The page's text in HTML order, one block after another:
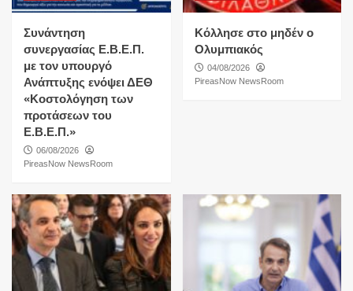
Συνάντηση
συνεργασίας Ε.Β.Ε.Π.
με τον υπουργό
Ανάπτυξης ενόψει ΔΕΘ
«Κοστολόγηση των
προτάσεων του
Ε.Β.Ε.Π.»
06/08/2026
PireasNow NewsRoom
Κόλλησε στο μηδέν ο
Ολυμπιακός
04/08/2026
PireasNow NewsRoom